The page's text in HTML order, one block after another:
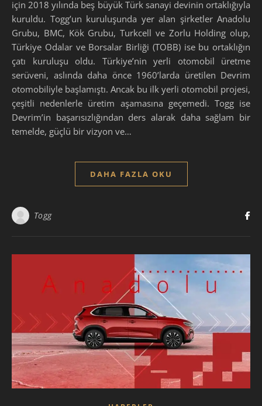
için 2018 yılında beş büyük Türk sanayi devinin ortaklığıyla
kuruldu. Togg’un kuruluşunda yer alan şirketler Anadolu
Grubu, BMC, Kök Grubu, Turkcell ve Zorlu Holding olup,
Türkiye Odalar ve Borsalar Birliği (TOBB) ise bu ortaklığın
çatı kuruluşu oldu. Türkiye’nin yerli otomobil üretme
serüveni, aslında daha önce 1960’larda üretilen Devrim
otomobiliyle başlamıştı. Ancak bu ilk yerli otomobil projesi,
çeşitli nedenlerle üretim aşamasına geçemedi. Togg ise
Devrim’in başarısızlığından ders alarak daha sağlam bir
temelde, güçlü bir vizyon ve…
DAHA FAZLA OKU
Togg